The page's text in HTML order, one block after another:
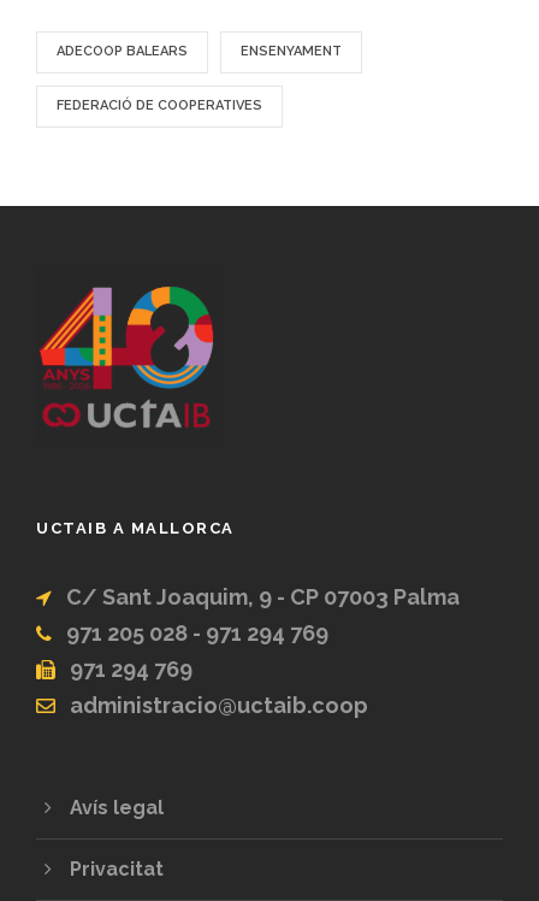
ADECOOP BALEARS ENSENYAMENT
FEDERACIÓ DE COOPERATIVES
UCTAIB A MALLORCA
C/ Sant Joaquim, 9 - CP 07003 Palma
971 205 028 - 971 294 769
971 294 769
administracio@uctaib.coop
Avís legal
Privacitat